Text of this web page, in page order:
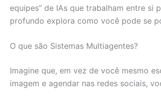
equipes” de IAs que trabalham entre si
profundo explora como você pode se
O que são Sistemas Multiagentes?
Imagine que, em vez de você mesmo
imagem e agendar nas redes sociais,